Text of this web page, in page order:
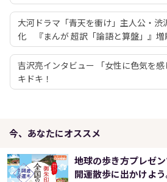
大河ドラマ「青天を衝け」主人公・渋
化 『まんが 超訳「論語と算盤」』増
吉沢亮インタビュー 「女性に色気を
キドキ！
今、あなたにオススメ
地球の歩き方プレゼ
開運散歩に出かけよう